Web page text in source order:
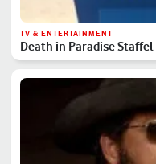
TV & ENTERTAINMENT
Death in Paradise